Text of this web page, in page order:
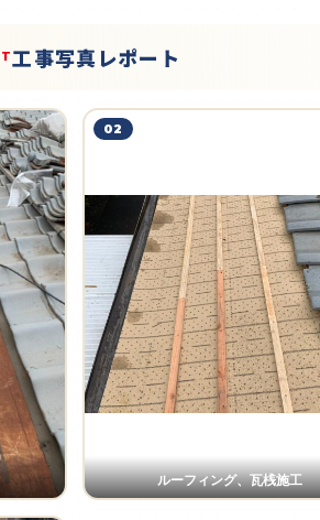
工事写真レポート
02
ルーフィング、瓦桟施工